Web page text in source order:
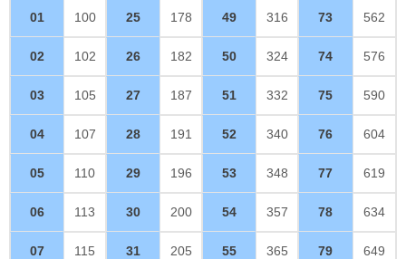
01 100 25 178 49 316 73 562
02 102 26 182 50 324 74 576
03 105 27 187 51 332 75 590
04 107 28 191 52 340 76 604
05 110 29 196 53 348 77 619
06 113 30 200 54 357 78 634
07 115 31 205 55 365 79 649